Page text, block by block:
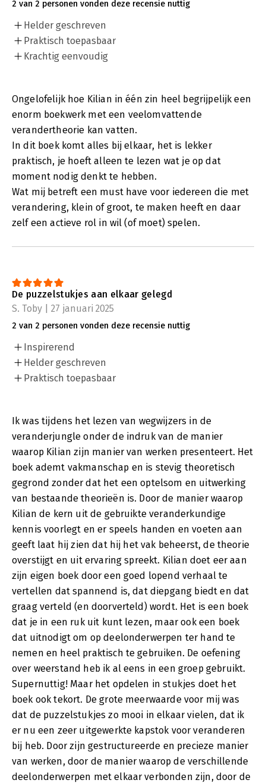
2 van 2 personen vonden deze recensie nuttig
Helder geschreven
Praktisch toepasbaar
Krachtig eenvoudig
Ongelofelijk hoe Kilian in één zin heel begrijpelijk een
enorm boekwerk met een veelomvattende
verandertheorie kan vatten.
In dit boek komt alles bij elkaar, het is lekker
praktisch, je hoeft alleen te lezen wat je op dat
moment nodig denkt te hebben.
Wat mij betreft een must have voor iedereen die met
verandering, klein of groot, te maken heeft en daar
zelf een actieve rol in wil (of moet) spelen.
De puzzelstukjes aan elkaar gelegd
S. Toby | 27 januari 2025
2 van 2 personen vonden deze recensie nuttig
Inspirerend
Helder geschreven
Praktisch toepasbaar
Ik was tijdens het lezen van wegwijzers in de
veranderjungle onder de indruk van de manier
waarop Kilian zijn manier van werken presenteert. Het
boek ademt vakmanschap en is stevig theoretisch
gegrond zonder dat het een optelsom en uitwerking
van bestaande theorieën is. Door de manier waarop
Kilian de kern uit de gebruikte veranderkundige
kennis voorlegt en er speels handen en voeten aan
geeft laat hij zien dat hij het vak beheerst, de theorie
overstijgt en uit ervaring spreekt. Kilian doet eer aan
zijn eigen boek door een goed lopend verhaal te
vertellen dat spannend is, dat diepgang biedt en dat
graag verteld (en doorverteld) wordt. Het is een boek
dat je in een ruk uit kunt lezen, maar ook een boek
dat uitnodigt om op deelonderwerpen ter hand te
nemen en heel praktisch te gebruiken. De oefening
over weerstand heb ik al eens in een groep gebruikt.
Supernuttig! Maar het opdelen in stukjes doet het
boek ook tekort. De grote meerwaarde voor mij was
dat de puzzelstukjes zo mooi in elkaar vielen, dat ik
er nu een zeer uitgewerkte kapstok voor veranderen
bij heb. Door zijn gestructureerde en precieze manier
van werken, door de manier waarop de verschillende
deelonderwerpen met elkaar verbonden zijn, door de